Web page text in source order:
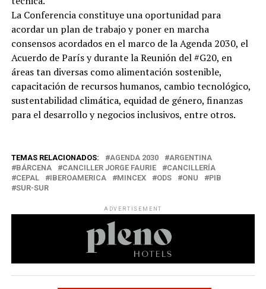
La Conferencia constituye una oportunidad para
acordar un plan de trabajo y poner en marcha
consensos acordados en el marco de la Agenda 2030, el
Acuerdo de París y durante la Reunión del #G20, en
áreas tan diversas como alimentación sostenible,
capacitación de recursos humanos, cambio tecnológico,
sustentabilidad climática, equidad de género, finanzas
para el desarrollo y negocios inclusivos, entre otros.
TEMAS RELACIONADOS: AGENDA 2030
ARGENTINA
BÁRCENA
CANCILLER JORGE FAURIE
CANCILLERÍA
CEPAL
IBEROAMERICA MINCEX ODS ONU
PIB
SUR-SUR
ADVERTISEMENT